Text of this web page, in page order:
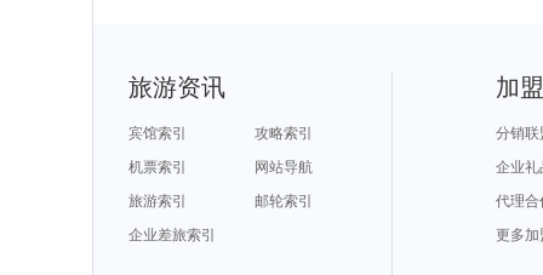
旅游资讯
宾馆索引
攻略索引
机票索引
网站导航
旅游索引
邮轮索引
企业差旅索引
加
分销联
企业礼
代理合
更多加